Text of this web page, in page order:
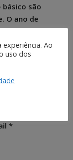
básico são
O ano de
direitos
(Human
),
*
Ao
uso dos